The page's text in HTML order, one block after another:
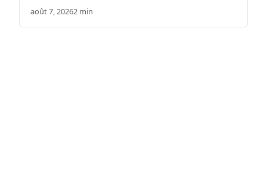
août 7, 20262 min